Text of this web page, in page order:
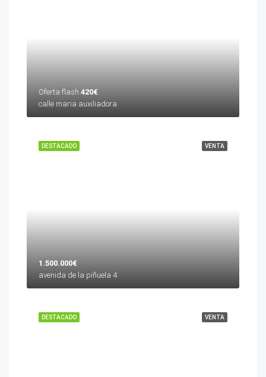
Oferta flash 420€
calle maria auxiliadora
VENTA
DESTACADO
1.500.000€
avenida de la piñuela 4
VENTA
DESTACADO